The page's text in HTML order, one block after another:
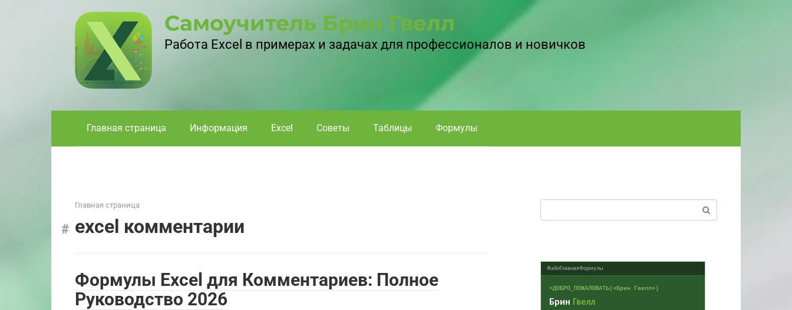
Самоучитель Брин Гвелл
Работа Excel в примерах и задачах для профессионалов и новичков
Главная страница Информация Excel Советы Таблицы Формулы
Главная страница
excel комментарии
Формулы Excel для Комментариев: Полное
Руководство 2026
ФайлГлавнаяФормулы
=ДОБРО_ПОЖАЛОВАТЬ(«Брин Гвелл»)
Брин Гвелл